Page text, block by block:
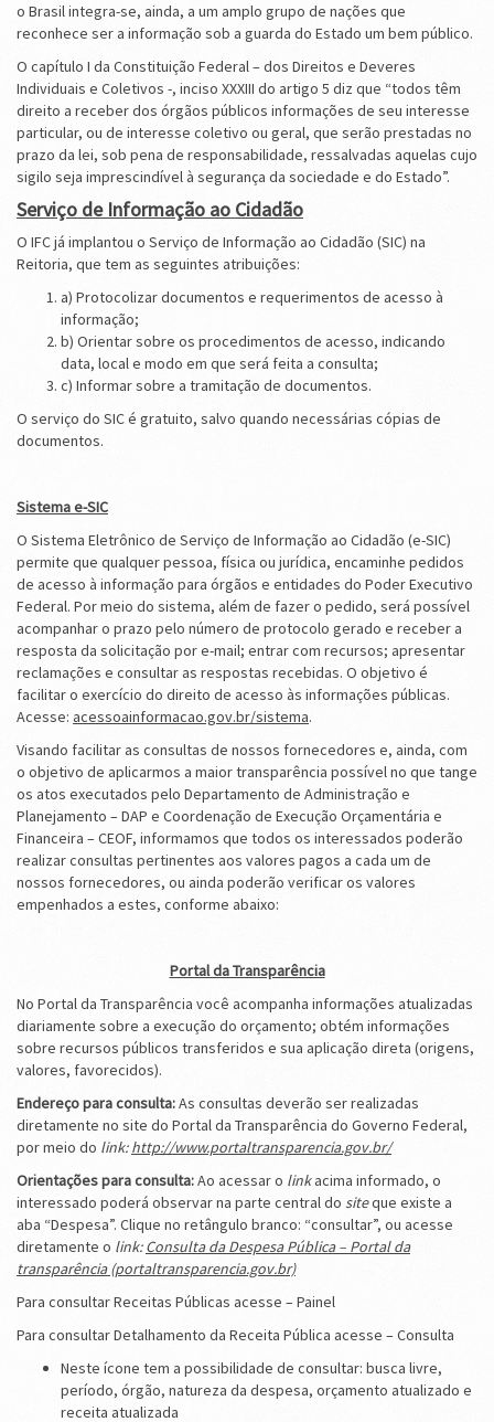
o Brasil integra-se, ainda, a um amplo grupo de nações que
reconhece ser a informação sob a guarda do Estado um bem público.
O capítulo I da Constituição Federal – dos Direitos e Deveres
Individuais e Coletivos -, inciso XXXIII do artigo 5 diz que “todos têm
direito a receber dos órgãos públicos informações de seu interesse
particular, ou de interesse coletivo ou geral, que serão prestadas no
prazo da lei, sob pena de responsabilidade, ressalvadas aquelas cujo
sigilo seja imprescindível à segurança da sociedade e do Estado”.
Serviço de Informação ao Cidadão
O IFC já implantou o Serviço de Informação ao Cidadão (SIC) na
Reitoria, que tem as seguintes atribuições:
a) Protocolizar documentos e requerimentos de acesso à
informação;
b) Orientar sobre os procedimentos de acesso, indicando
data, local e modo em que será feita a consulta;
c) Informar sobre a tramitação de documentos.
O serviço do SIC é gratuito, salvo quando necessárias cópias de
documentos.
Sistema e-SIC
O Sistema Eletrônico de Serviço de Informação ao Cidadão (e-SIC)
permite que qualquer pessoa, física ou jurídica, encaminhe pedidos
de acesso à informação para órgãos e entidades do Poder Executivo
Federal. Por meio do sistema, além de fazer o pedido, será possível
acompanhar o prazo pelo número de protocolo gerado e receber a
resposta da solicitação por e-mail; entrar com recursos; apresentar
reclamações e consultar as respostas recebidas. O objetivo é
facilitar o exercício do direito de acesso às informações públicas.
Acesse: acessoainformacao.gov.br/sistema.
Visando facilitar as consultas de nossos fornecedores e, ainda, com
o objetivo de aplicarmos a maior transparência possível no que tange
os atos executados pelo Departamento de Administração e
Planejamento – DAP e Coordenação de Execução Orçamentária e
Financeira – CEOF, informamos que todos os interessados poderão
realizar consultas pertinentes aos valores pagos a cada um de
nossos fornecedores, ou ainda poderão verificar os valores
empenhados a estes, conforme abaixo:
Portal da Transparência
No Portal da Transparência você acompanha informações atualizadas
diariamente sobre a execução do orçamento; obtém informações
sobre recursos públicos transferidos e sua aplicação direta (origens,
valores, favorecidos).
Endereço para consulta:As consultas deverão ser realizadas
diretamente no site do Portal da Transparência do Governo Federal,
por meio do link:http://www.portaltransparencia.gov.br/
Orientações para consulta:Ao acessar o linkacima informado, o
interessado poderá observar na parte central do siteque existe a
aba “Despesa”. Clique no retângulo branco: “consultar”, ou acesse
diretamente o link:Consulta da Despesa Pública – Portal da
transparência (portaltransparencia.gov.br)
Para consultar Receitas Públicas acesse – Painel
Para consultar Detalhamento da Receita Pública acesse – Consulta
Neste ícone tem a possibilidade de consultar: busca livre,
período, órgão, natureza da despesa, orçamento atualizado e
receita atualizada